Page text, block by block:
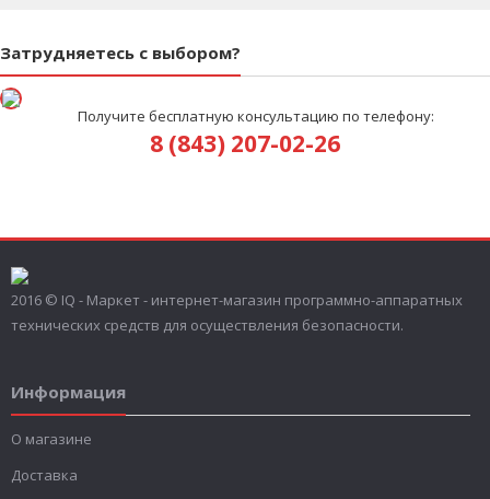
Затрудняетесь с выбором?
Получите бесплатную консультацию по телефону:
8 (843) 207-02-26
2016 © IQ - Маркет - интернет-магазин программно-аппаратных
технических средств для осуществления безопасности.
Информация
О магазине
Доставка